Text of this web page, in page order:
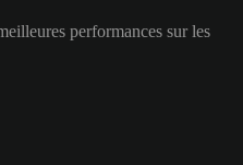
performances sur les